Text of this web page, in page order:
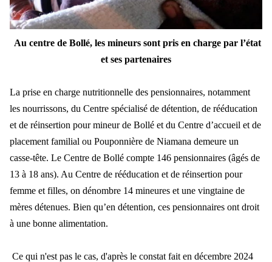
Au centre de Bollé, les mineurs sont pris en charge par l’état
et ses partenaires
La prise en charge nutritionnelle des pensionnaires, notamment
les nourrissons, du Centre spécialisé de détention, de rééducation
et de réinsertion pour mineur de Bollé et du Centre d’accueil et de
placement familial ou Pouponnière de Niamana demeure un
casse-tête. Le Centre de Bollé compte 146 pensionnaires (âgés de
13 à 18 ans). Au Centre de rééducation et de réinsertion pour
femme et filles, on dénombre 14 mineures et une vingtaine de
mères détenues. Bien qu’en détention, ces pensionnaires ont droit
à une bonne alimentation.
Ce qui n'est pas le cas, d'après le constat fait en décembre 2024